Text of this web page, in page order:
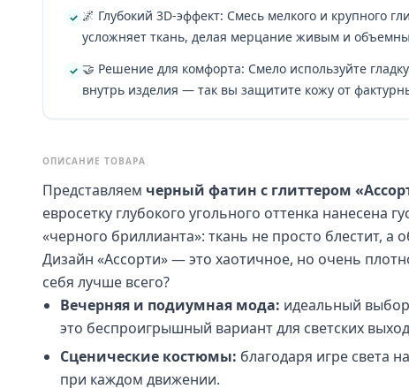
🌌 Глубокий 3D-эффект: Смесь мелкого и крупного
усложняет ткань, делая мерцание живым и
🤝 Решение для комфорта: Смело используйте
внутрь изделия — так вы защитите кожу от
ОПИСАНИЕ ТОВАРА
Представляем черный фатин с глиттером
евросетку глубокого угольного оттенка
«черного бриллианта»: ткань не просто блестит, а
Дизайн «Ассорти» — это хаотичное, но очень
себя лучше всего?
Вечерняя и подиумная мода: идеальный
это беспроигрышный вариант для светских
Сценические костюмы: благодаря игре света
при каждом движении.